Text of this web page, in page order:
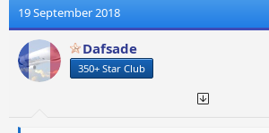
t
i
o
n
s
19 September 2018
Dafsade
350+ Star Club